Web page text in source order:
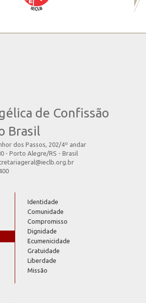
de Confissão
Brasil
dos Passos, 202/4º andar
- Porto Alegre/RS - Brasil
Identidade
Comunidade
Compromisso
Dignidade
Ecumenicidade
Gratuidade
Liberdade
Missão